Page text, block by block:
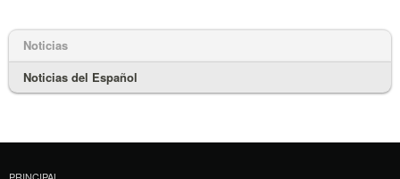
Noticias
Noticias del Español
PRINCIPAL